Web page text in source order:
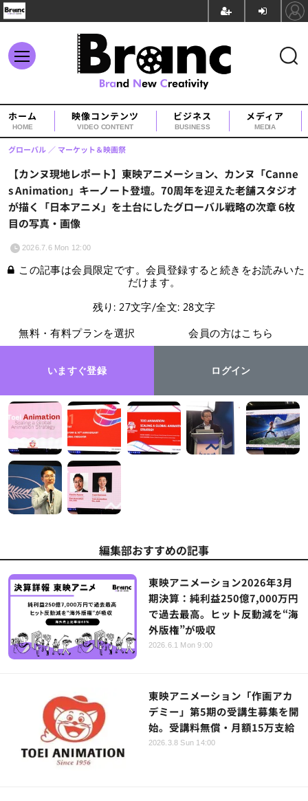
ホーム
HOME
映像コンテンツ
VIDEO CONTENT
ビジネス
BUSINESS
メディア
MEDIA
【カンヌ現地レポート】東映アニメーション、カンヌ「Canne
s Animation」キーノート登壇。70周年を迎えた老舗スタジオ
が描く「日本アニメ」を土台にしたグローバル戦略の次章 6枚
目の写真・画像
グローバル マーケット＆映画祭
2026.7.6 Mon 12:00
この記事は会員限定です。会員登録すると続きをお読みいた
だけます。
残り: 27文字/全文: 28文字
無料・有料プランを選択
いますぐ登録
会員の方はこちら
ログイン
編集部おすすめの記事
東映アニメーション2026年3月
期決算：純利益250億7,000万円
で過去最高。ヒット反動減を“海
外版権”が吸収
2026.6.1 Mon 9:00
東映アニメーション「作画アカ
デミー」第5期の受講生募集を開
始。受講料無償・月額15万支給
2026.3.8 Sun 14:00